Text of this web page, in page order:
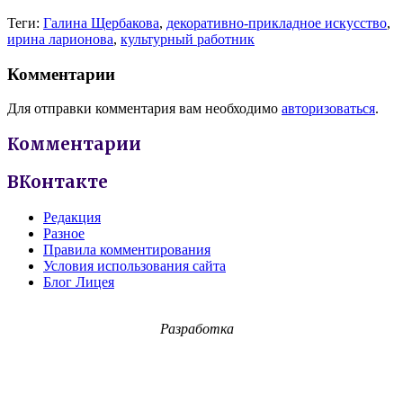
Теги: Галина Щербакова, декоративно-прикладное искусство,
ирина ларионова, культурный работник
Комментарии
Для отправки комментария вам необходимо авторизоваться.
Комментарии
ВКонтакте
Редакция
Разное
Правила комментирования
Условия использования сайта
Блог Лицея
Разработка